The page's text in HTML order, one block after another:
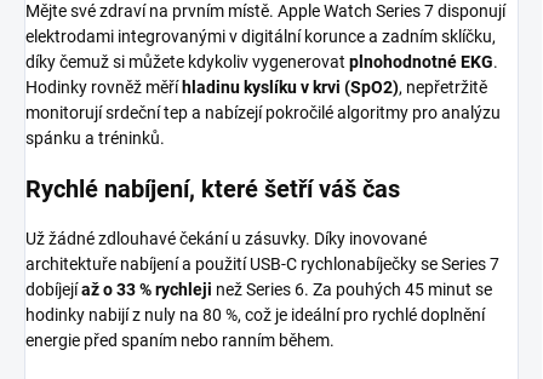
Mějte své zdraví na prvním místě. Apple Watch Series 7 disponují
elektrodami integrovanými v digitální korunce a zadním sklíčku,
díky čemuž si můžete kdykoliv vygenerovat plnohodnotné EKG.
Hodinky rovněž měří hladinu kyslíku v krvi (SpO2), nepřetržitě
monitorují srdeční tep a nabízejí pokročilé algoritmy pro analýzu
spánku a tréninků.
Rychlé nabíjení, které šetří váš čas
Už žádné zdlouhavé čekání u zásuvky. Díky inovované
architektuře nabíjení a použití USB-C rychlonabíječky se Series 7
dobíjejíaž o 33 % rychleji než Series 6. Za pouhých 45 minut se
hodinky nabijí z nuly na 80 %, což je ideální pro rychlé doplnění
energie před spaním nebo ranním během.